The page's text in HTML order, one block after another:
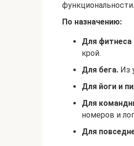
функциональности.
По назначению:
Для фитнеса
крой.
Для бега. Из
Для йоги и
Для
номеров и
Для